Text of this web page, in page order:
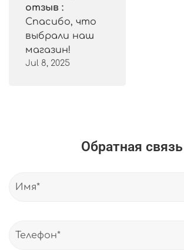
отзыв :
Спасибо, что
выбрали наш
магазин!
Jul 8, 2025
Обратная связь